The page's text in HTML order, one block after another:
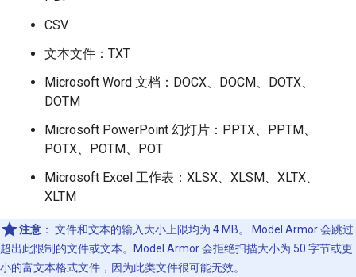
CSV
文本文件：TXT
Microsoft Word 文档：DOCX、DOCM、DOTX、
DOTM
Microsoft PowerPoint 幻灯片：PPTX、PPTM、
POTX、POTM、POT
Microsoft Excel 工作表：XLSX、XLSM、XLTX、
XLTM
注意 ： 文件和文本的输入大小上限均为 4 MB。 Model Armor 会跳过
超出此限制的文件或文本。Model Armor 会拒绝扫描大小为 50 字节或更
小的富文本格式文件，因为此类文件很可能无效。